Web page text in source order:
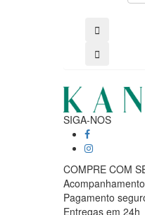
SIGA-NOS
COMPRE COM
Pagamento
Entregas em 24h